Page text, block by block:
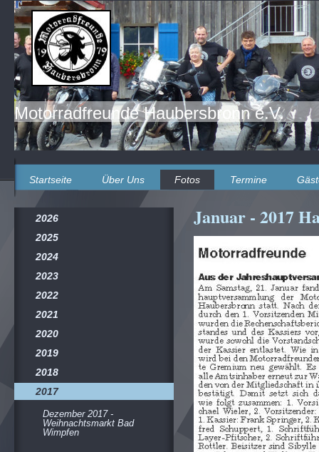
Motorradfreunde Haubersbronn e.V.
Startseite Über Uns Fotos Termine
Januar - 2017
2026
2025
2024
2023
2022
2021
2020
2019
2018
2017
Dezember 2017 -
Weihnachtsmarkt Bad
Wimpfen